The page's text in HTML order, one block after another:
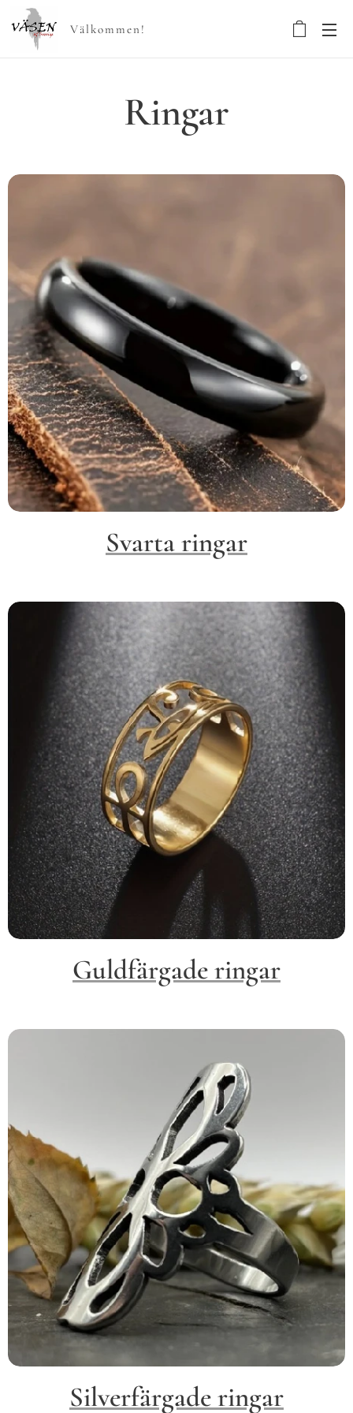
Välkommen!
Ringar
Svarta ringar
Guldfärgade ringar
Silverfärgade ringar